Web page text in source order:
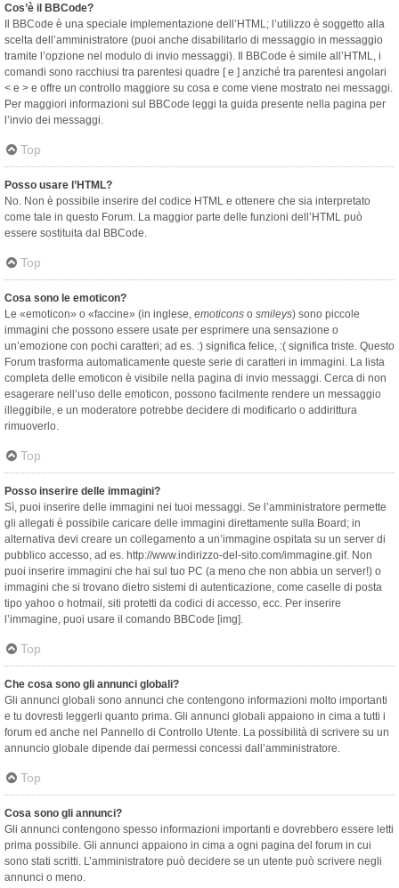
Cos’è il BBCode?
Il BBCode è una speciale implementazione dell’HTML; l’utilizzo è soggetto alla
scelta dell’amministratore (puoi anche disabilitarlo di messaggio in messaggio
tramite l’opzione nel modulo di invio messaggi). Il BBCode è simile all’HTML, i
comandi sono racchiusi tra parentesi quadre [ e ] anziché tra parentesi angolari
< e > e offre un controllo maggiore su cosa e come viene mostrato nei messaggi.
Per maggiori informazioni sul BBCode leggi la guida presente nella pagina per
l’invio dei messaggi.
Top
Posso usare l’HTML?
No. Non è possibile inserire del codice HTML e ottenere che sia interpretato
come tale in questo Forum. La maggior parte delle funzioni dell’HTML può
essere sostituita dal BBCode.
Top
Cosa sono le emoticon?
Le «emoticon» o «faccine» (in inglese, emoticons o smileys) sono piccole
immagini che possono essere usate per esprimere una sensazione o
un’emozione con pochi caratteri; ad es. :) significa felice, :( significa triste. Questo
Forum trasforma automaticamente queste serie di caratteri in immagini. La lista
completa delle emoticon è visibile nella pagina di invio messaggi. Cerca di non
esagerare nell’uso delle emoticon, possono facilmente rendere un messaggio
illeggibile, e un moderatore potrebbe decidere di modificarlo o addirittura
rimuoverlo.
Top
Posso inserire delle immagini?
Sì, puoi inserire delle immagini nei tuoi messaggi. Se l’amministratore permette
gli allegati è possibile caricare delle immagini direttamente sulla Board; in
alternativa devi creare un collegamento a un’immagine ospitata su un server di
pubblico accesso, ad es. http://www.indirizzo-del-sito.com/immagine.gif. Non
puoi inserire immagini che hai sul tuo PC (a meno che non abbia un server!) o
immagini che si trovano dietro sistemi di autenticazione, come caselle di posta
tipo yahoo o hotmail, siti protetti da codici di accesso, ecc. Per inserire
l’immagine, puoi usare il comando BBCode [img].
Top
Che cosa sono gli annunci globali?
Gli annunci globali sono annunci che contengono informazioni molto importanti
e tu dovresti leggerli quanto prima. Gli annunci globali appaiono in cima a tutti i
forum ed anche nel Pannello di Controllo Utente. La possibilità di scrivere su un
annuncio globale dipende dai permessi concessi dall’amministratore.
Top
Cosa sono gli annunci?
Gli annunci contengono spesso informazioni importanti e dovrebbero essere letti
prima possibile. Gli annunci appaiono in cima a ogni pagina del forum in cui
sono stati scritti. L’amministratore può decidere se un utente può scrivere negli
annunci o meno.